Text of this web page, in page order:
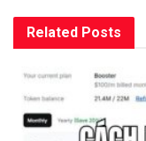
Related Posts